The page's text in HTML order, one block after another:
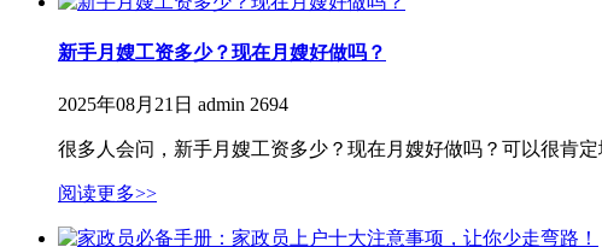
新手月嫂工资多少？现在月嫂好做吗？
2025年08月21日 admin 2694
很多人会问，新手月嫂工资多少？现在月嫂好做吗？可以很肯
阅读更多>>